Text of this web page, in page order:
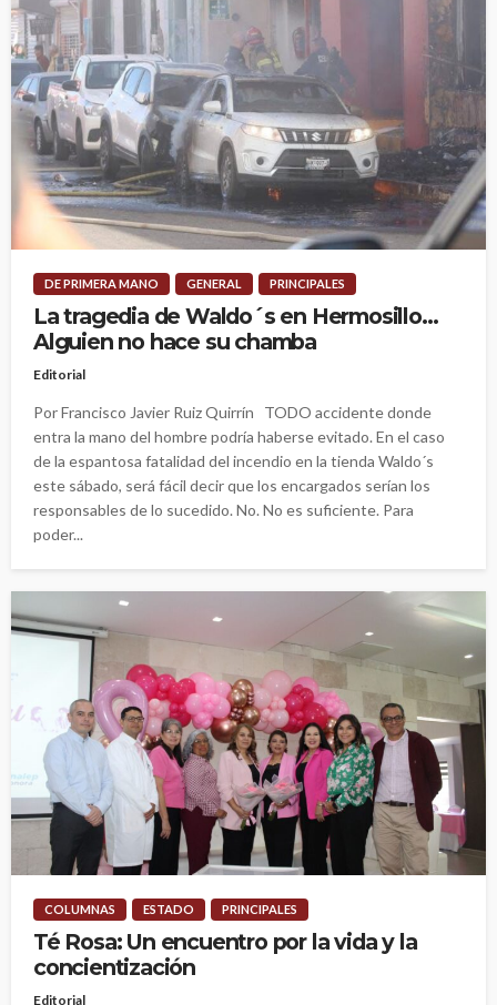
DE PRIMERA MANO GENERAL PRINCIPALES
La tragedia de Waldo´s en Hermosillo…
Alguien no hace su chamba
Editorial
Por Francisco Javier Ruiz Quirrín TODO accidente donde
entra la mano del hombre podría haberse evitado. En el caso
de la espantosa fatalidad del incendio en la tienda Waldo´s
este sábado, será fácil decir que los encargados serían los
responsables de lo sucedido. No. No es suficiente. Para
poder...
COLUMNAS ESTADO PRINCIPALES
Té Rosa: Un encuentro por la vida y la
concientización
Editorial